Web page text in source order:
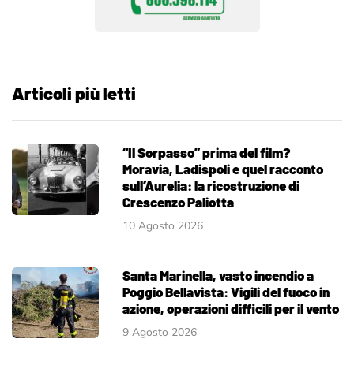
Articoli più letti
“Il Sorpasso” prima del film?
Moravia, Ladispoli e quel racconto
sull’Aurelia: la ricostruzione di
Crescenzo Paliotta
10 Agosto 2026
Santa Marinella, vasto incendio a
Poggio Bellavista: Vigili del fuoco in
azione, operazioni difficili per il vento
9 Agosto 2026